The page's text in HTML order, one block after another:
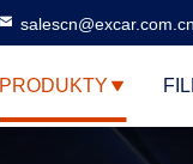
salescn@excar.com.cn
PRODUKTY